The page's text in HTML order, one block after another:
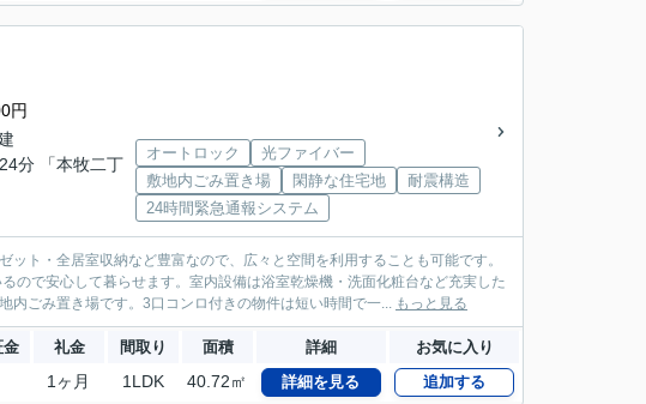
円
分 「本牧二丁
オートロック
光ファイバー
敷地内ごみ置き場
閑静な住宅地
耐震構造
24時間緊急通報システム
ト・全居室収納など豊富なので、広々と空間を利用することも可能です。
ので安心して暮らせます。室内設備は浴室乾燥機・洗面化粧台など充実した
内ごみ置き場です。3口コンロ付きの物件は短い時間で一... もっと見る
金 礼金 間取り 面積 詳細 お気に入り
1ヶ月 1LDK 40.72㎡ 詳細を見る 追加する